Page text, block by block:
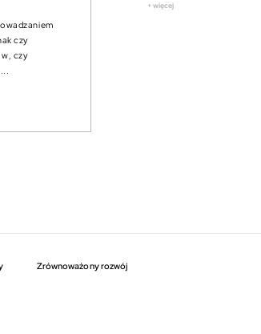
czy
czy
+ więcej
zrównoważony rozwój